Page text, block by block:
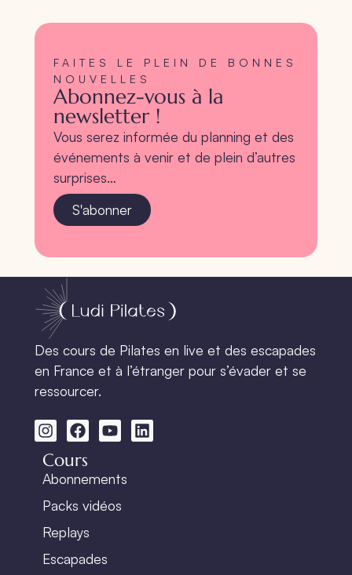
FAITES LE PLEIN DE BONNES
NOUVELLES
Abonnez-vous à la
newsletter !
Vous serez informée du planning et des
événements à venir et de plein d’autres
surprises…
S'abonner
Des cours de Pilates en live et des escapades
en France et à l’étranger pour s’évader et se
ressourcer.
Cours
Abonnements
Packs vidéos
Replays
Escapades